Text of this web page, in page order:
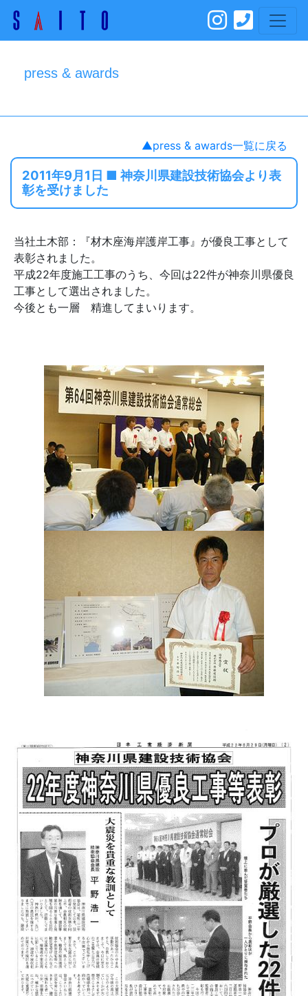
press & awards
▲press & awards一覧に戻る
2011年9月1日 ■ 神奈川県建設技術協会より表
彰を受けました
当社土木部：『材木座海岸護岸工事』が優良工事として
表彰されました。
平成22年度施工工事のうち、今回は22件が神奈川県優良
工事として選出されました。
今後とも一層 精進してまいります。